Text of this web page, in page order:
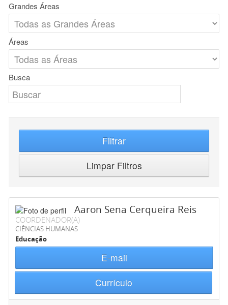
Grandes Áreas
Áreas
Busca
Filtrar
Limpar Filtros
Aaron Sena Cerqueira Reis
COORDENADOR(A)
CIÊNCIAS HUMANAS
Educação
E-mail
Currículo